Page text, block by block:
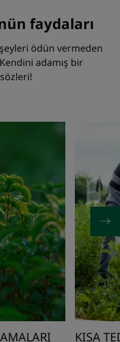
faydaları
ödün vermeden
adamış bir
KISA